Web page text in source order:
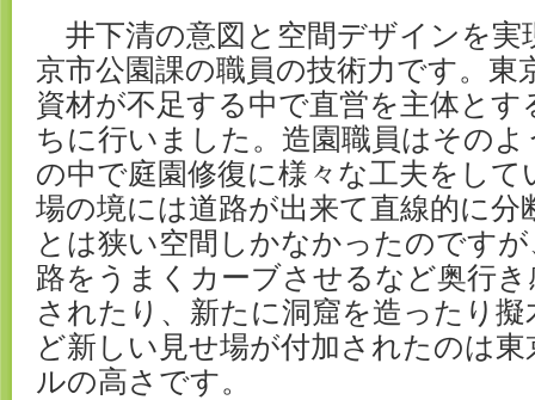
井下清の意図と空間デザインを実
京市公園課の職員の技術力です。東
資材が不足する中で直営を主体とす
ちに行いました。造園職員はその
の中で庭園修復に様々な工夫をして
場の境には道路が出来て直線的に分
とは狭い空間しかなかったのです
路をうまくカーブさせるなど奥行
されたり、新たに洞窟を造ったり
ど新しい見せ場が付加されたのは
ルの高さです。